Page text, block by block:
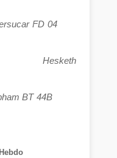
FD 04
BT 44B
Hebdo